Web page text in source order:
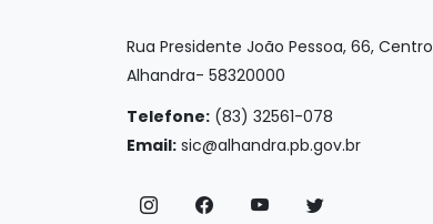
Rua Presidente João Pessoa, 66, Centro
Alhandra- 58320000
Telefone: (83) 32561-078
Email: sic@alhandra.pb.gov.br